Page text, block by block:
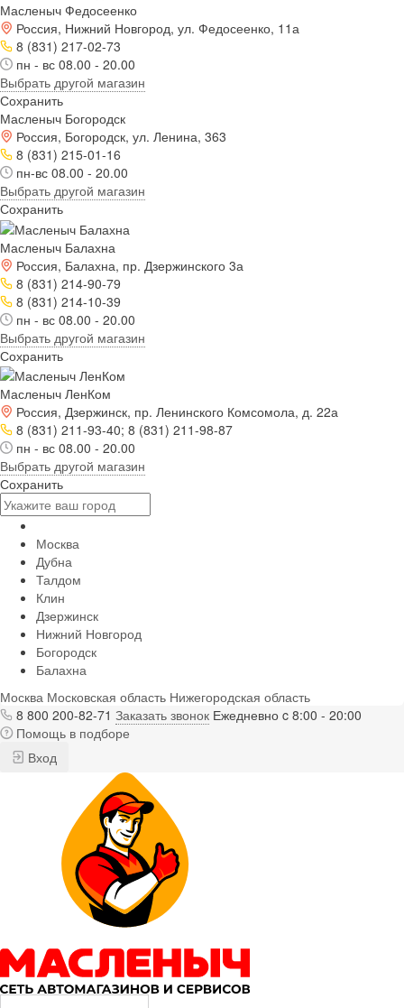
Масленыч Федосеенко
Россия, Нижний Новгород, ул. Федосеенко, 11а
8 (831) 217-02-73
пн - вс 08.00 - 20.00
Выбрать другой магазин
Сохранить
Масленыч Богородск
Россия, Богородск, ул. Ленина, 363
8 (831) 215-01-16
пн-вс 08.00 - 20.00
Выбрать другой магазин
Сохранить
Масленыч Балахна
Россия, Балахна, пр. Дзержинского 3а
8 (831) 214-90-79
8 (831) 214-10-39
пн - вс 08.00 - 20.00
Выбрать другой магазин
Сохранить
Масленыч ЛенКом
Россия, Дзержинск, пр. Ленинского Комсомола, д. 22а
8 (831) 211-93-40; 8 (831) 211-98-87
пн - вс 08.00 - 20.00
Выбрать другой магазин
Сохранить
Москва
Дубна
Талдом
Клин
Дзержинск
Нижний Новгород
Богородск
Балахна
Москва Московская область Нижегородская область
8 800 200-82-71 Заказать звонок Ежедневно c 8:00 - 20:00
Помощь в подборе
Вход